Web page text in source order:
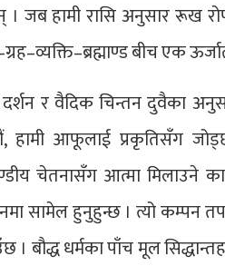
। जब हामी रासि अनुसार रूख
बीच एक
दर्शन र वैदिक चिन्तन दुवैका
हामी आफूलाई प्रकृतिसँग
चेतनासँग आत्मा मिलाउने
सामेल हुनुहुन्छ । त्यो कम्पन
। बौद्ध धर्मका पाँच मूल